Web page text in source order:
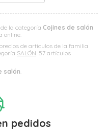
la categoría Cojines de salón
online.
de artículos de la familia
SALÓN. 57 artículos
salón.
pedidos